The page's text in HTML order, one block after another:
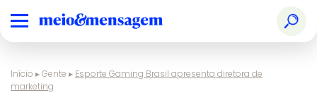
Início ▸Gente ▸ Esporte Gaming Brasil apresenta diretora de
marketing